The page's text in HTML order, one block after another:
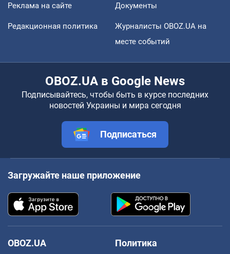
Реклама на сайте Документы
Редакционная политика
Журналисты OBOZ.UA на
месте событий
OBOZ.UA в Google News
Подписывайтесь, чтобы быть в курсе последних
новостей Украины и мира сегодня
Подписаться
Загружайте наше приложение
OBOZ.UA
Политика